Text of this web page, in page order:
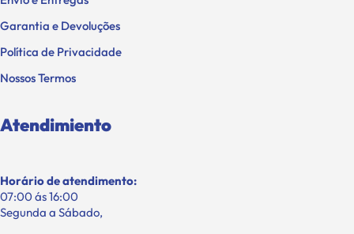
Garantia e Devoluções
Política de Privacidade
Nossos Termos
Atendimiento
Horário de atendimento:
07:00 ás 16:00
Segunda a Sábado,